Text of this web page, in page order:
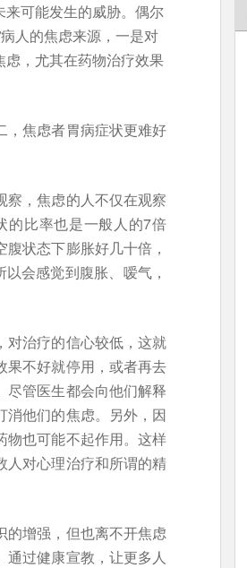
可能发生的威胁。偶尔
人的焦虑来源，一是对
，尤其在药物治疗效果
，焦虑者胃病症状更难好
察，焦虑的人不仅在观察
的比率也是一般人的7倍
状态下膨胀好几十倍，
会感觉到腹胀、嗳气，
对治疗的信心较低，这就
果不好就停用，或者再去
尽管医生都会向他们解释
消他们的焦虑。另外，因
物也可能不起作用。这样
人对心理治疗和所谓的精
的增强，但也离不开焦虑
过健康宣教，让更多人